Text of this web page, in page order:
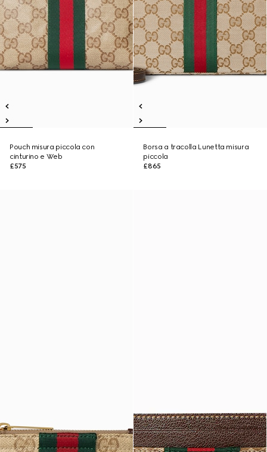
Pouch misura piccola con
cinturino e Web
£575
Borsa a tracolla Lunetta misura
piccola
£865